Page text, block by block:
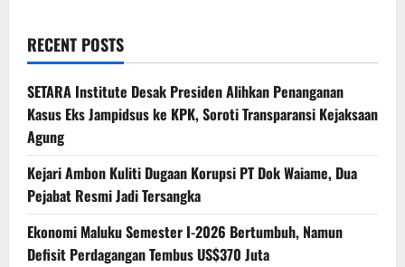
RECENT POSTS
SETARA Institute Desak Presiden Alihkan Penanganan
Kasus Eks Jampidsus ke KPK, Soroti Transparansi Kejaksaan
Agung
Kejari Ambon Kuliti Dugaan Korupsi PT Dok Waiame, Dua
Pejabat Resmi Jadi Tersangka
Ekonomi Maluku Semester I-2026 Bertumbuh, Namun
Defisit Perdagangan Tembus US$370 Juta